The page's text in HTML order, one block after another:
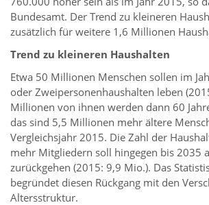
Bundesamt. Der Trend zu kleineren
zusätzlich für weitere 1,6 Millionen
Trend zu kleineren Haushalten
Etwa 50 Millionen Menschen sollen im
oder Zweipersonenhaushalten leben
Millionen von ihnen werden dann 60
das sind 5,5 Millionen mehr ältere
Vergleichsjahr 2015. Die Zahl der
mehr Mitgliedern soll hingegen bis 2035
zurückgehen (2015: 9,9 Mio.). Das
begründet diesen Rückgang mit den
Altersstruktur.